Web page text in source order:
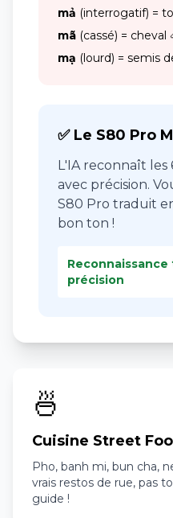
mả (interrogatif) =
mã (cassé) = cheval
mạ (lourd) = semis
✅ Le S80 Pro
L'IA reconnaît les
avec précision.
S80 Pro traduit
bon ton !
Reconnaissance
précision
🍜
Cuisine Street
Pho, banh mi, bun cha,
vrais restos de rue, pas
guide !